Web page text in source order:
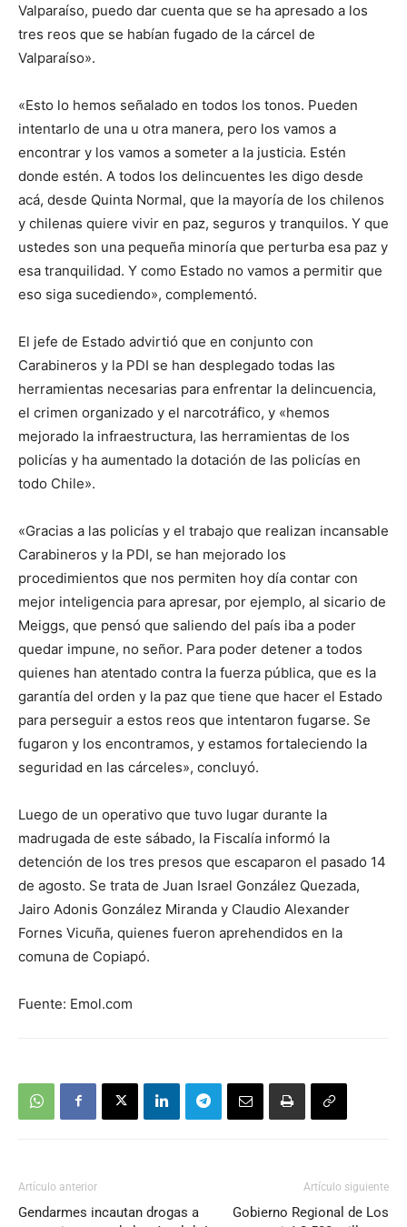
Valparaíso, puedo dar cuenta que se ha apresado a los
tres reos que se habían fugado de la cárcel de
Valparaíso».
«Esto lo hemos señalado en todos los tonos. Pueden
intentarlo de una u otra manera, pero los vamos a
encontrar y los vamos a someter a la justicia. Estén
donde estén. A todos los delincuentes les digo desde
acá, desde Quinta Normal, que la mayoría de los chilenos
y chilenas quiere vivir en paz, seguros y tranquilos. Y que
ustedes son una pequeña minoría que perturba esa paz y
esa tranquilidad. Y como Estado no vamos a permitir que
eso siga sucediendo», complementó.
El jefe de Estado advirtió que en conjunto con
Carabineros y la PDI se han desplegado todas las
herramientas necesarias para enfrentar la delincuencia,
el crimen organizado y el narcotráfico, y «hemos
mejorado la infraestructura, las herramientas de los
policías y ha aumentado la dotación de las policías en
todo Chile».
«Gracias a las policías y el trabajo que realizan incansable
Carabineros y la PDI, se han mejorado los
procedimientos que nos permiten hoy día contar con
mejor inteligencia para apresar, por ejemplo, al sicario de
Meiggs, que pensó que saliendo del país iba a poder
quedar impune, no señor. Para poder detener a todos
quienes han atentado contra la fuerza pública, que es la
garantía del orden y la paz que tiene que hacer el Estado
para perseguir a estos reos que intentaron fugarse. Se
fugaron y los encontramos, y estamos fortaleciendo la
seguridad en las cárceles», concluyó.
Luego de un operativo que tuvo lugar durante la
madrugada de este sábado, la Fiscalía informó la
detención de los tres presos que escaparon el pasado 14
de agosto. Se trata de Juan Israel González Quezada,
Jairo Adonis González Miranda y Claudio Alexander
Fornes Vicuña, quienes fueron aprehendidos en la
comuna de Copiapó.
Fuente: Emol.com
Artículo anterior
Gendarmes incautan drogas a
Artículo siguiente
Gobierno Regional de Los